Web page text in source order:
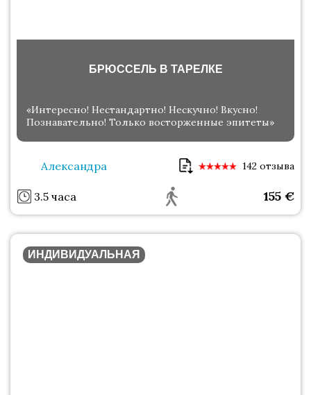
БРЮССЕЛЬ В ТАРЕЛКЕ
«Интересно! Нестандартно! Нескучно! Вкусно!
Познавательно! Только восторженные эпитеты»
Александра 142 отзыва
3.5 часа 155 €
ИНДИВИДУАЛЬНАЯ